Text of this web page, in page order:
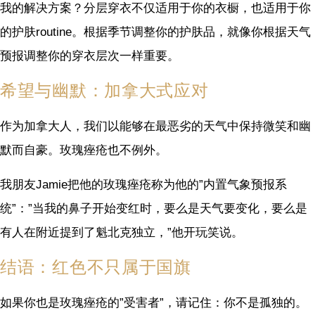
我的解决方案？分层穿衣不仅适用于你的衣橱，也适用于你
的护肤routine。根据季节调整你的护肤品，就像你根据天气
预报调整你的穿衣层次一样重要。
希望与幽默：加拿大式应对
作为加拿大人，我们以能够在最恶劣的天气中保持微笑和幽
默而自豪。玫瑰痤疮也不例外。
我朋友Jamie把他的玫瑰痤疮称为他的”内置气象预报系
统”：”当我的鼻子开始变红时，要么是天气要变化，要么是
有人在附近提到了魁北克独立，”他开玩笑说。
结语：红色不只属于国旗
如果你也是玫瑰痤疮的”受害者”，请记住：你不是孤独的。